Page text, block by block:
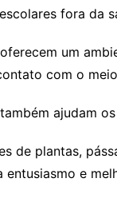
fora da
um
com o
ajudam
de plantas,
e